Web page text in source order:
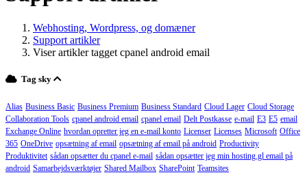
Webhosting, Wordpress, og domæner
Support artikler
Viser artikler tagget cpanel android email
Tag sky
Alias Business Basic Business Premium Business Standard Cloud Lager Cloud Storage
Collaboration Tools cpanel android email cpanel email Delt Postkasse e-mail E3 E5 email
Exchange Online hvordan opretter jeg en e-mail konto Licenser Licenses Microsoft Office
365 OneDrive opsætning af email opsætning af email på android Productivity
Produktivitet sådan opsætter du cpanel e-mail sådan opsætter jeg min hosting.gl email på
android Samarbejdsværktøjer Shared Mailbox SharePoint Teamsites